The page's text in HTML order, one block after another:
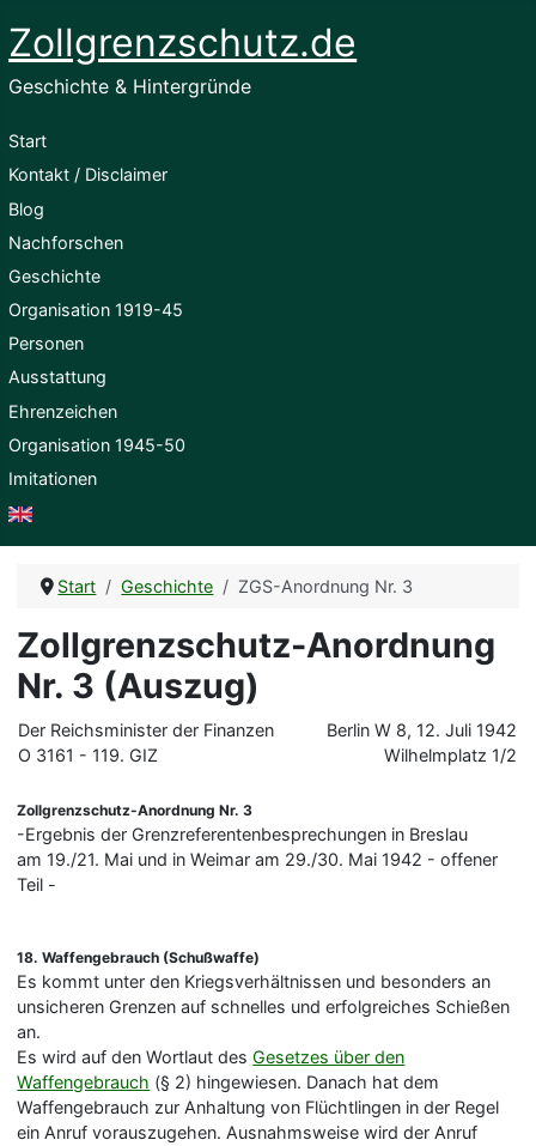
Zollgrenzschutz.de
Geschichte & Hintergründe
Start
Kontakt / Disclaimer
Blog
Nachforschen
Geschichte
Organisation 1919-45
Personen
Ausstattung
Ehrenzeichen
Organisation 1945-50
Imitationen
English
Start Geschichte ZGS-Anordnung Nr. 3
Zollgrenzschutz-Anordnung
Nr. 3 (Auszug)
Der Reichsminister der Finanzen
O 3161 - 119. GIZ
Berlin W 8, 12. Juli 1942
Wilhelmplatz 1/2
Zollgrenzschutz-Anordnung Nr. 3
-Ergebnis der Grenzreferentenbesprechungen in Breslau
am 19./21. Mai und in Weimar am 29./30. Mai 1942 - offener
Teil -
18. Waffengebrauch (Schußwaffe)
Es kommt unter den Kriegsverhältnissen und besonders an
unsicheren Grenzen auf schnelles und erfolgreiches Schießen
an.
Es wird auf den Wortlaut desGesetzes über den
Waffengebrauch (§ 2) hingewiesen. Danach hat dem
Waffengebrauch zur Anhaltung von Flüchtlingen in der Regel
ein Anruf vorauszugehen. Ausnahmsweise wird der Anruf